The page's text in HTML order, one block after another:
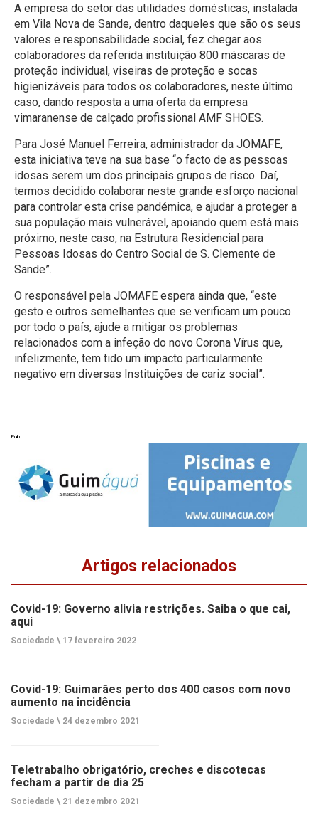
A empresa do setor das utilidades domésticas, instalada
em Vila Nova de Sande, dentro daqueles que são os seus
valores e responsabilidade social, fez chegar aos
colaboradores da referida instituição 800 máscaras de
proteção individual, viseiras de proteção e socas
higienizáveis para todos os colaboradores, neste último
caso, dando resposta a uma oferta da empresa
vimaranense de calçado profissional AMF SHOES.
Para José Manuel Ferreira, administrador da JOMAFE,
esta iniciativa teve na sua base “o facto de as pessoas
idosas serem um dos principais grupos de risco. Daí,
termos decidido colaborar neste grande esforço nacional
para controlar esta crise pandémica, e ajudar a proteger a
sua população mais vulnerável, apoiando quem está mais
próximo, neste caso, na Estrutura Residencial para
Pessoas Idosas do Centro Social de S. Clemente de
Sande”.
O responsável pela JOMAFE espera ainda que, “este
gesto e outros semelhantes que se verificam um pouco
por todo o país, ajude a mitigar os problemas
relacionados com a infeção do novo Corona Vírus que,
infelizmente, tem tido um impacto particularmente
negativo em diversas Instituições de cariz social”.
Pub
Artigos relacionados
Covid-19: Governo alivia restrições. Saiba o que cai,
aqui
Sociedade \ 17 fevereiro 2022
Covid-19: Guimarães perto dos 400 casos com novo
aumento na incidência
Sociedade \ 24 dezembro 2021
Teletrabalho obrigatório, creches e discotecas
fecham a partir de dia 25
Sociedade \ 21 dezembro 2021